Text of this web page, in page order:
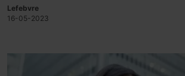
posible si los países y las empresas
significativos en sus políticas y en el
Lefebvre
16-05-2023